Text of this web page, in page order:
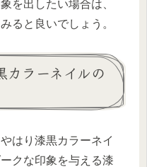
を出したい場合は、
ると良いでしょう。
カラーネイルの
はり漆黒カラーネイ
クな印象を与える漆